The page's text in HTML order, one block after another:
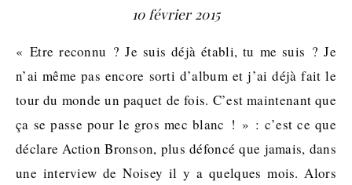
10 février 2015
« Etre reconnu ? Je suis déjà établi, tu me suis ? Je
n’ai même pas encore sorti d’album et j’ai déjà fait le
tour du monde un paquet de fois. C’est maintenant que
ça se passe pour le gros mec blanc ! » : c’est ce que
déclare Action Bronson, plus défoncé que jamais, dans
une interview de Noisey il y a quelques mois. Alors